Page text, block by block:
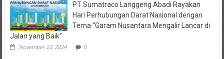
PT Sumatraco Langgeng Abadi Rayakan
Hari Perhubungan Darat Nasional dengan
Tema “Garam Nusantara Mengalir Lancar di
Jalan yang Baik”
November 23, 2024 0